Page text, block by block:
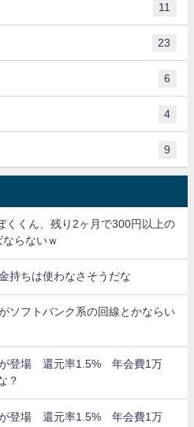
11
23
6
4
9
くくん、残り2ヶ月で300円以上の
らないｗ
持ちは使わなさそうだな
ソフトバンク系の回線とかならい
が登場 還元率1.5% 年会費1万
？
が登場 還元率1.5% 年会費1万